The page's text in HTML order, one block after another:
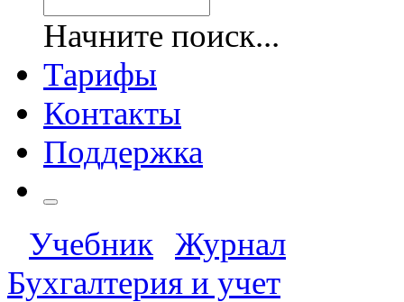
Начните поиск...
Тарифы
Контакты
Поддержка
Учебник
Журнал
Бухгалтерия и учет